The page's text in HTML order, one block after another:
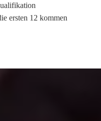
ersten 12 kommen